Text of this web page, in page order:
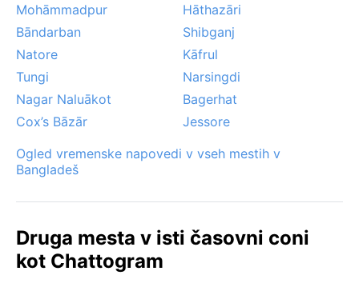
Mohāmmadpur
Hāthazāri
Bāndarban
Shibganj
Natore
Kāfrul
Tungi
Narsingdi
Nagar Naluākot
Bagerhat
Cox’s Bāzār
Jessore
Ogled vremenske napovedi v vseh mestih v
Bangladeš
Druga mesta v isti časovni coni
kot Chattogram